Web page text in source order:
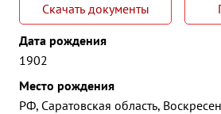
Скачать документы
Дата рождения
1902
Место рождения
РФ, Саратовская область,